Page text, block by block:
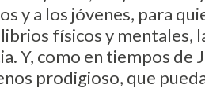
y a los jóvenes, para
físicos y mentales,
Y, como en tiempos de
prodigioso, que